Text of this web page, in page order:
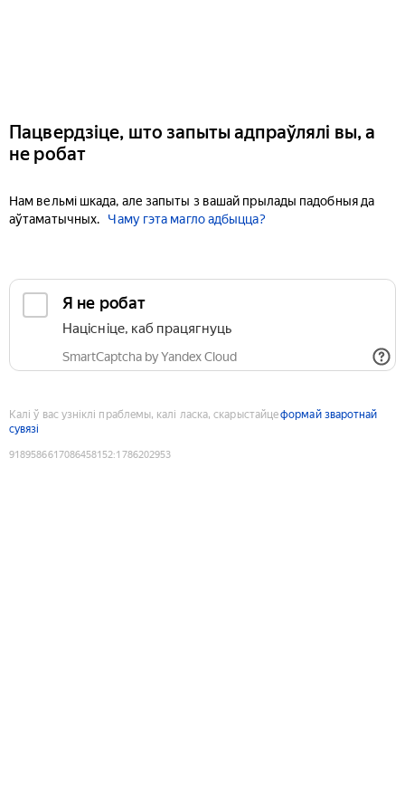
Пацвердзіце, што запыты адпраўлялі вы, а
не робат
Нам вельмі шкада, але запыты з вашай прылады падобныя да
аўтаматычных.
Чаму гэта магло адбыцца?
Я не робат
Націсніце, каб працягнуць
SmartCaptcha by Yandex Cloud
Калі ў вас узніклі праблемы, калі ласка, скарыстайцеформай зваротнай
сувязі
9189586617086458152:1786202953